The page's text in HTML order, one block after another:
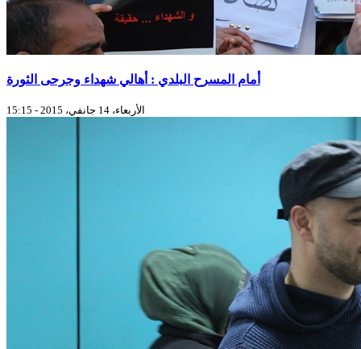
أمام المسرح البلدي : أهالي شهداء وجرحى الثورة
الأربعاء، 14 جانفي، 2015 - 15:15